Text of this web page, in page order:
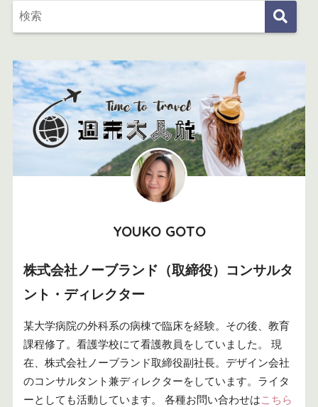
YOUKO GOTO
株式会社ノーブランド（取締役）コンサルタ
ント・ディレクター
某大学病院の外科系の病棟で臨床を経験。その後、教育
課程修了。看護学校にて看護教員をしていました。 現
在、株式会社ノーブランド取締役副社長。デザイン会社
のコンサルタント兼ディレクターをしています。ライタ
ーとしても活動しています。 各種お問い合わせはこちら